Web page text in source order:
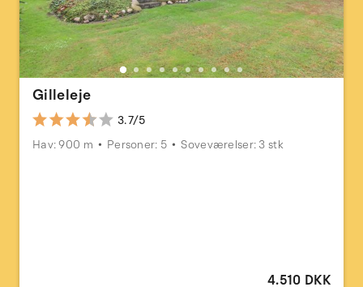
Gilleleje
3.7/5
Hav: 900 m
Personer: 5 Soveværelser: 3 stk
4.510 DKK